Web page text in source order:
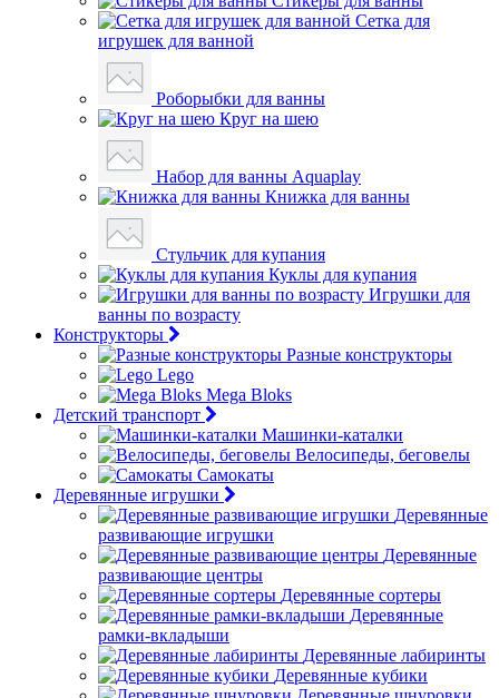
Сетка для
игрушек для ванной
Роборыбки для ванны
Круг на шею
Набор для ванны Aquaplay
Книжка для ванны
Стульчик для купания
Куклы для купания
Игрушки для
ванны по возрасту
Конструкторы
Разные конструкторы
Lego
Mega Bloks
Детский транспорт
Машинки-каталки
Велосипеды, беговелы
Самокаты
Деревянные игрушки
Деревянные
развивающие игрушки
Деревянные
развивающие центры
Деревянные сортеры
Деревянные
рамки-вкладыши
Деревянные лабиринты
Деревянные кубики